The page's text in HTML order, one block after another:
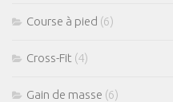
Course à pied (6)
Cross-Fit (4)
Gain de masse (6)